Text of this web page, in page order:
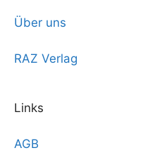
Über uns
RAZ Verlag
Links
AGB